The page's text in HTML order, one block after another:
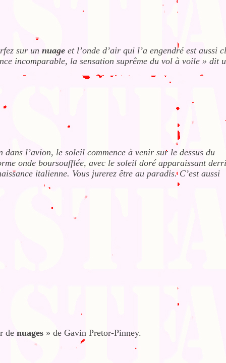
sur un nuage et l’onde d’air qui l’a engendré est aussi
incomparable, la sensation suprême du vol à voile » dit
l’avion, le soleil commence à venir sur le dessus du
onde boursoufflée, avec le soleil doré apparaissant
italienne. Vous jurerez être au paradis. C’est aussi
de nuages » de Gavin Pretor-Pinney.